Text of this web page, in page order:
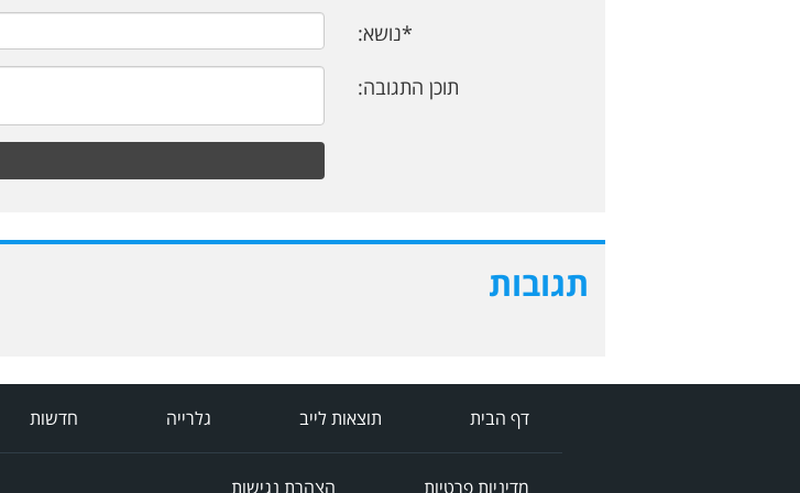
*נושא:
תוכן התגובה:
תגובות
דף הבית תוצאות לייב גלרייה חדשות
מדיניות פרטיות הצהרת נגישות